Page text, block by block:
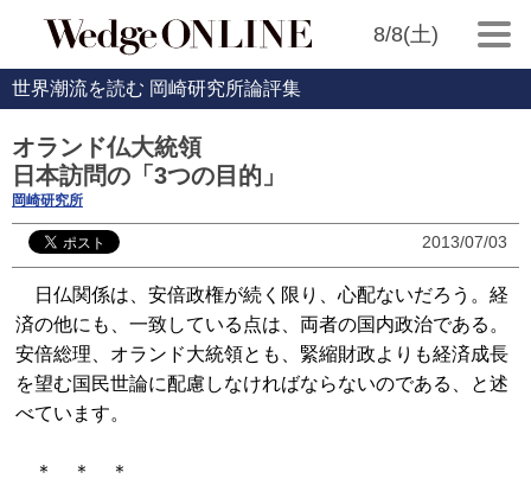
8/8(土)
世界潮流を読む 岡崎研究所論評集
オランド仏大統領
日本訪問の「3つの目的」
岡崎研究所
2013/07/03
日仏関係は、安倍政権が続く限り、心配ないだろう。経
済の他にも、一致している点は、両者の国内政治である。
安倍総理、オランド大統領とも、緊縮財政よりも経済成長
を望む国民世論に配慮しなければならないのである、と述
べています。
＊ ＊ ＊